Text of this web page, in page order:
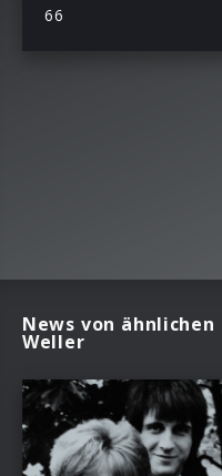
66
News von
Weller